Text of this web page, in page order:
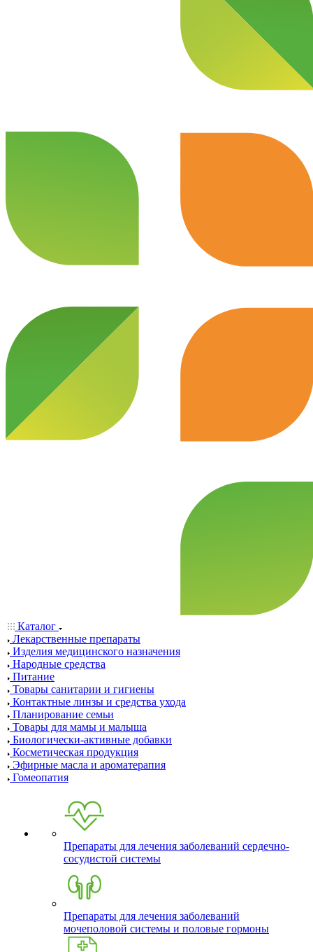
Каталог
Лекарственные препараты
Изделия медицинского назначения
Народные средства
Питание
Товары санитарии и гигиены
Контактные линзы и средства ухода
Планирование семьи
Товары для мамы и малыша
Биологически-активные добавки
Косметическая продукция
Эфирные масла и ароматерапия
Гомеопатия
Препараты для лечения заболеваний сердечно-
сосудистой системы
Препараты для лечения заболеваний
мочеполовой системы и половые гормоны